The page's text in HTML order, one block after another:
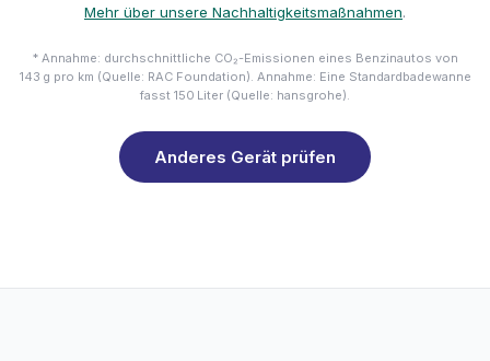
Mehr über unsere Nachhaltigkeitsmaßnahmen.
* Annahme: durchschnittliche CO₂-Emissionen eines Benzinautos von
143 g pro km (Quelle: RAC Foundation). Annahme: Eine Standardbadewanne
fasst 150 Liter (Quelle: hansgrohe).
Anderes Gerät prüfen